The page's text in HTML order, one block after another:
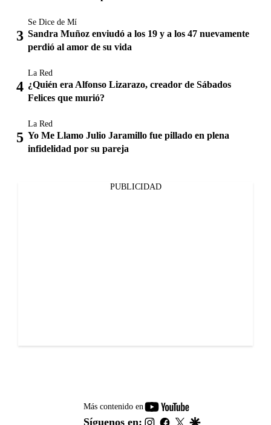
Se Dice de Mí
Sandra Muñoz enviudó a los 19 y a los 47 nuevamente
perdió al amor de su vida
La Red
¿Quién era Alfonso Lizarazo, creador de Sábados
Felices que murió?
La Red
Yo Me Llamo Julio Jaramillo fue pillado en plena
infidelidad por su pareja
PUBLICIDAD
Más contenido en
youtube-
footer
Síguenos en: instagram
facebook
twitter